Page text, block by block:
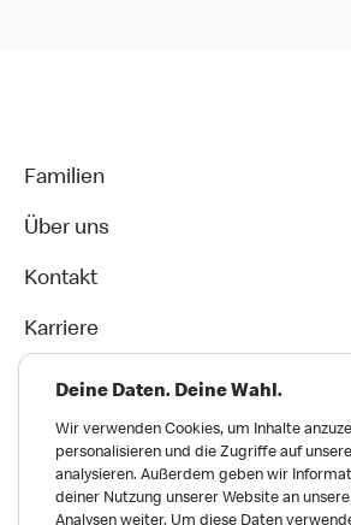
Familien
Über uns
Kontakt
Karriere
Deine Daten. Deine Wahl.
Wir verwenden Cookies, um Inhalte
personalisieren und die Zugriffe auf
analysieren. Außerdem geben wir
deiner Nutzung unserer Website an